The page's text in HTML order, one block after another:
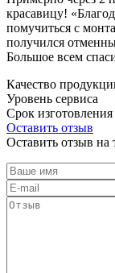
красавицу!
помучиться с
получился
Большое всем
Качество
Уровень сервиса
Срок изготовления
Оставить отзыв
Оставить отзыв на